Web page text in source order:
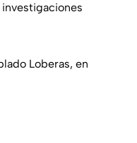
Loberas, en